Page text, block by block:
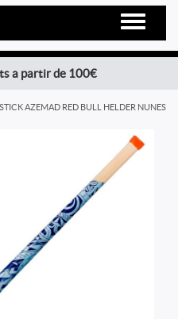
a partir de 100€
STICK AZEMAD RED BULL HELDER NUNES